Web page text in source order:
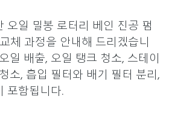
오일 밀봉 로터리 베인 진공 펌
체 과정을 안내해 드리겠습니
일 배출, 오일 탱크 청소, 스테이
소, 흡입 필터와 배기 필터 분리,
포함됩니다.